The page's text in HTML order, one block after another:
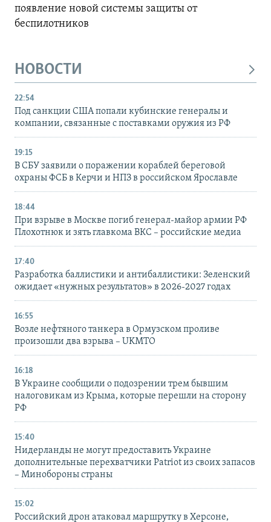
появление новой системы защиты от
беспилотников
НОВОСТИ
22:54
Под санкции США попали кубинские генералы и
компании, связанные с поставками оружия из РФ
19:15
В СБУ заявили о поражении кораблей береговой
охраны ФСБ в Керчи и НПЗ в российском Ярославле
18:44
При взрыве в Москве погиб генерал-майор армии РФ
Плохотнюк и зять главкома ВКС – российские медиа
17:40
Разработка баллистики и антибаллистики: Зеленский
ожидает «нужных результатов» в 2026-2027 годах
16:55
Возле нефтяного танкера в Ормузском проливе
произошли два взрыва – UKMTO
16:18
В Украине сообщили о подозрении трем бывшим
налоговикам из Крыма, которые перешли на сторону
РФ
15:40
Нидерланды не могут предоставить Украине
дополнительные перехватчики Patriot из своих запасов
– Минобороны страны
15:02
Российский дрон атаковал маршрутку в Херсоне,